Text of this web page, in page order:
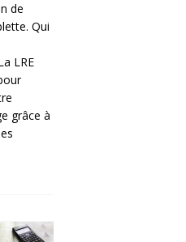
de
Qui
LRE
grâce à